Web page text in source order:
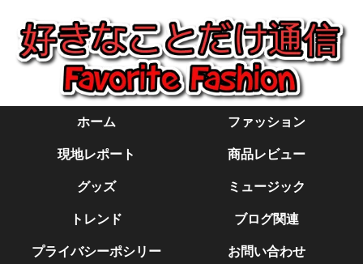
ホーム ファッション
現地レポート 商品レビュー
グッズ ミュージック
トレンド ブログ関連
プライバシーポシリー お問い合わせ